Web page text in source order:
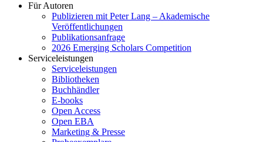
Für Autoren
Publizieren mit Peter Lang – Akademische
Veröffentlichungen
Publikationsanfrage
2026 Emerging Scholars Competition
Serviceleistungen
Serviceleistungen
Bibliotheken
Buchhändler
E-books
Open Access
Open EBA
Marketing & Presse